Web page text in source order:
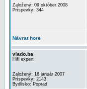
Založený: 09 október 2008
Príspevky: 344
Návrat hore
vlado.ba
Hifi expert
Založený: 16 január 2007
Príspevky: 2143
Bydlisko: Poprad